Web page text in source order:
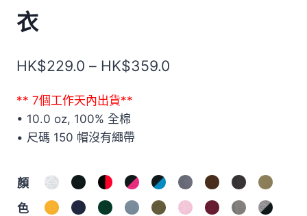
衣
HK$229.0 – HK$359.0
到
HK$359.0
** 7個工作天內出貨**
• 10.0 oz, 100% 全棉
• 尺碼 150 帽沒有繩帶
顏
色